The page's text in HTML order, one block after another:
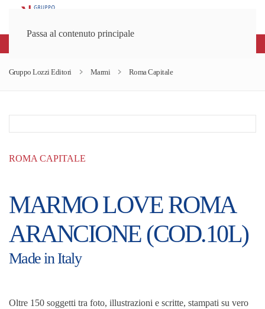
Passa al contenuto principale
Gruppo Lozzi Editori Marmi Roma Capitale
ROMA CAPITALE
MARMO LOVE ROMA
ARANCIONE (COD.10L)
Made in Italy
Oltre 150 soggetti tra foto, illustrazioni e scritte, stampati su vero